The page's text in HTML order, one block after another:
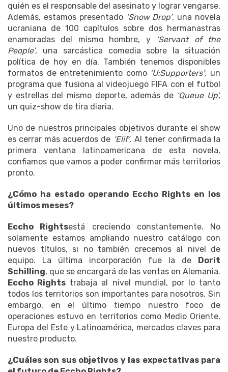
quién es el responsable del asesinato y lograr vengarse.
Además, estamos presentado ‘Snow Drop’, una novela
ucraniana de 100 capítulos sobre dos hermanastras
enamoradas del mismo hombre, y
‘Servant of the
People’, una sarcástica comedia sobre la situación
política de hoy en día. También tenemos disponibles
formatos de entretenimiento como ‘U:Supporters’, un
programa que fusiona al videojuego FIFA con el futbol
y estrellas del mismo deporte, además de ‘Queue Up’,
un quiz-show de tira diaria.
Uno de nuestros principales objetivos durante el show
es cerrar más acuerdos de ‘Elif’. Al tener confirmada la
primera ventana latinoamericana de esta novela,
confiamos que vamos a poder confirmar más territorios
pronto.
¿Cómo ha estado operando Eccho Rights en los
últimos meses?
Eccho Rightsestá creciendo constantemente. No
solamente estamos ampliando nuestro catálogo con
nuevos títulos, si no también crecemos al nivel de
equipo. La última incorporación fue la de Dorit
Schilling, que se encargará de las ventas en Alemania.
Eccho Rights trabaja al nivel mundial, por lo tanto
todos los territorios son importantes para nosotros. Sin
embargo, en el último tiempo nuestro foco de
operaciones estuvo en territorios como Medio Oriente,
Europa del Este y Latinoamérica, mercados claves para
nuestro producto.
¿Cuáles son sus objetivos y las expectativas para